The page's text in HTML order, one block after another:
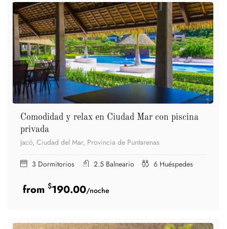
Comodidad y relax en Ciudad Mar con piscina
privada
Jacó, Ciudad del Mar, Provincia de Puntarenas
3 Dormitorios 2.5 Balneario 6 Huéspedes
$190.00/noche